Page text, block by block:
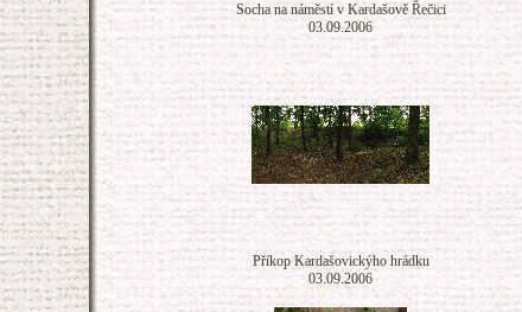
Socha na náměstí v Kardašově Řečici
03.09.2006
Příkop Kardašovickýho hrádku
03.09.2006